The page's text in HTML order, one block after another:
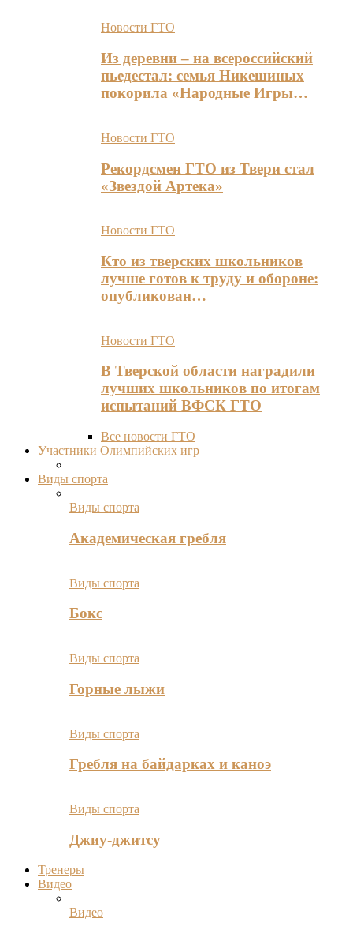
Новости ГТО
Из деревни – на всероссийский
пьедестал: семья Никешиных
покорила «Народные Игры…
Новости ГТО
Рекордсмен ГТО из Твери стал
«Звездой Артека»
Новости ГТО
Кто из тверских школьников
лучше готов к труду и обороне:
опубликован…
Новости ГТО
В Тверской области наградили
лучших школьников по итогам
испытаний ВФСК ГТО
Все новости ГТО
Участники Олимпийских игр
Виды спорта
Виды спорта
Академическая гребля
Виды спорта
Бокс
Виды спорта
Горные лыжи
Виды спорта
Гребля на байдарках и каноэ
Виды спорта
Джиу-джитсу
Тренеры
Видео
Видео